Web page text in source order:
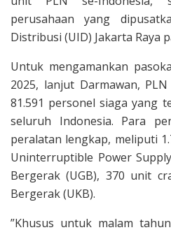
perusahaan yang
Distribusi (UID) Jakarta Raya
Untuk mengamankan
2025, lanjut Darmawan,
81.591 personel siaga yang
seluruh Indonesia. Para
peralatan lengkap, meliputi
Uninterruptible Power
Bergerak (UGB), 370 unit
Bergerak (UKB).
”Khusus untuk malam